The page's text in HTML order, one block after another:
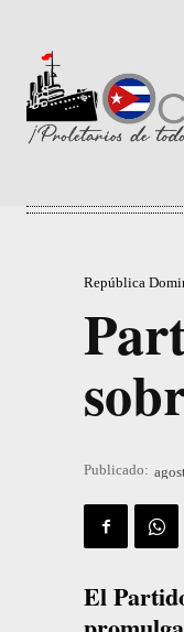
República
Publicado:
El